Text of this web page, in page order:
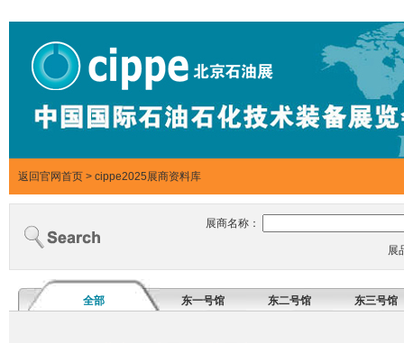
返回官网首页 > cippe2025展商资料库
展商名称：
展
全部 东一号馆 东二号馆 东三号馆